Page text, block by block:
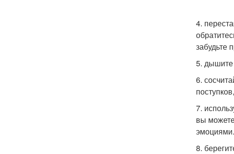
4.
забудьте
5. дышите
6.
7.
вы
эмоциями.
8.